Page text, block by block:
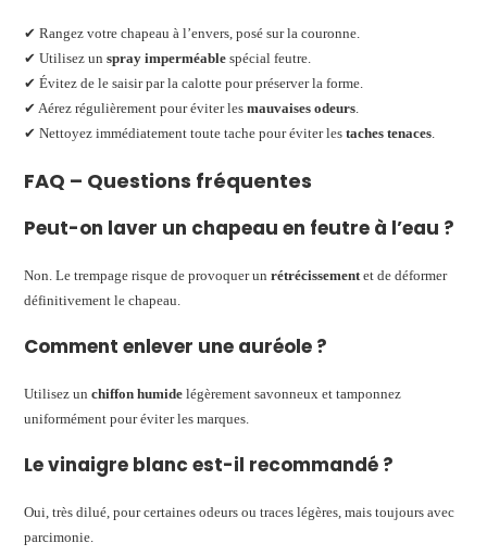
✔ Rangez votre chapeau à l’envers, posé sur la couronne.
✔ Utilisez unspray imperméable spécial feutre.
✔ Évitez de le saisir par la calotte pour préserver la forme.
✔ Aérez régulièrement pour éviter lesmauvaises odeurs
✔ Nettoyez immédiatement toute tache pour éviter lestaches tenaces
FAQ – Questions fréquentes
Peut-on laver un chapeau en feutre à l’eau ?
Non. Le trempage risque de provoquer unrétrécissement et de déformer
définitivement le chapeau.
Comment enlever une auréole ?
Utilisez unchiffon humide légèrement savonneux et tamponnez
uniformément pour éviter les marques.
Le vinaigre blanc est-il recommandé ?
Oui, très dilué, pour certaines odeurs ou traces légères, mais toujours avec
parcimonie.